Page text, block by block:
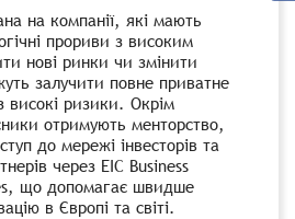
на компанії, які мають
прориви з високим
нові ринки чи змінити
залучити повне приватне
високі ризики. Окрім
отримують менторство,
до мережі інвесторів та
через EIC Business
що допомагає швидше
в Європі та світі.